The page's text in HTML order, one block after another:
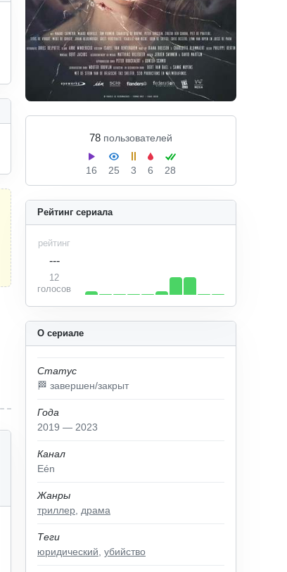
78 пользователей
16 25 3 6 28
О сериале
Статус
🏁 завершен/закрыт
Года
2019 — 2023
Канал
Eén
Жанры
триллер драма
Теги
юридический убийство
Рейтинг сериала
рейтинг
---
12
голосов